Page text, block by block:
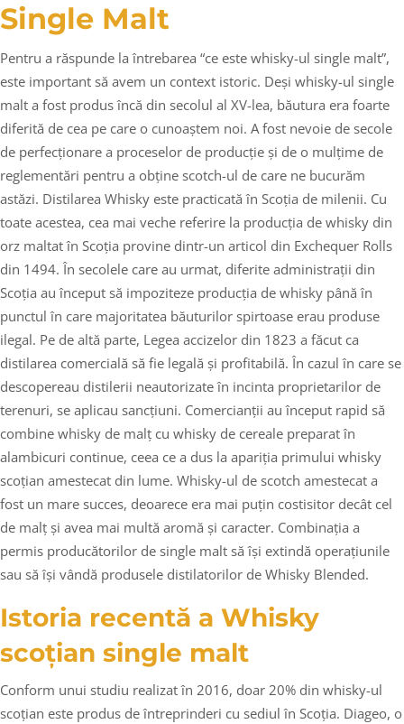
Single Malt
Pentru a răspunde la întrebarea “ce este whisky-ul single malt”,
este important să avem un context istoric. Deși whisky-ul single
malt a fost produs încă din secolul al XV-lea, băutura era foarte
diferită de cea pe care o cunoaștem noi. A fost nevoie de secole
de perfecționare a proceselor de producție și de o mulțime de
reglementări pentru a obține scotch-ul de care ne bucurăm
astăzi. Distilarea Whisky este practicată în Scoția de milenii. Cu
toate acestea, cea mai veche referire la producția de whisky din
orz maltat în Scoția provine dintr-un articol din Exchequer Rolls
din 1494. În secolele care au urmat, diferite administrații din
Scoția au început să impoziteze producția de whisky până în
punctul în care majoritatea băuturilor spirtoase erau produse
ilegal. Pe de altă parte, Legea accizelor din 1823 a făcut ca
distilarea comercială să fie legală și profitabilă. În cazul în care se
descopereau distilerii neautorizate în incinta proprietarilor de
terenuri, se aplicau sancțiuni. Comercianții au început rapid să
combine whisky de malț cu whisky de cereale preparat în
alambicuri continue, ceea ce a dus la apariția primului whisky
scoțian amestecat din lume. Whisky-ul de scotch amestecat a
fost un mare succes, deoarece era mai puțin costisitor decât cel
de malț și avea mai multă aromă și caracter. Combinația a
permis producătorilor de single malt să își extindă operațiunile
sau să își vândă produsele distilatorilor de Whisky Blended.
Istoria recentă a Whisky
scoțian single malt
Conform unui studiu realizat în 2016, doar 20% din whisky-ul
scoțian este produs de întreprinderi cu sediul în Scoția. Diageo, o